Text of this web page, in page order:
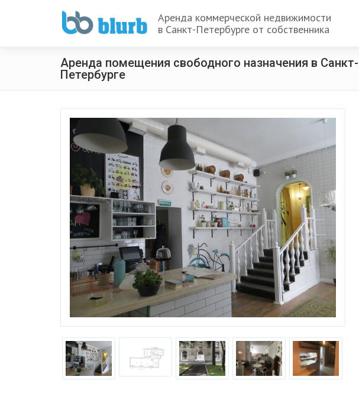
Аренда коммерческой недвижимости
в Санкт-Петербурге от собственника
Аренда помещения свободного назначения в Санкт-
Петербурге